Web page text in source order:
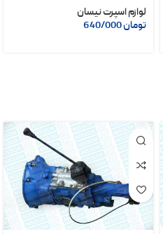
لوازم اسپرت نیسان
تومان